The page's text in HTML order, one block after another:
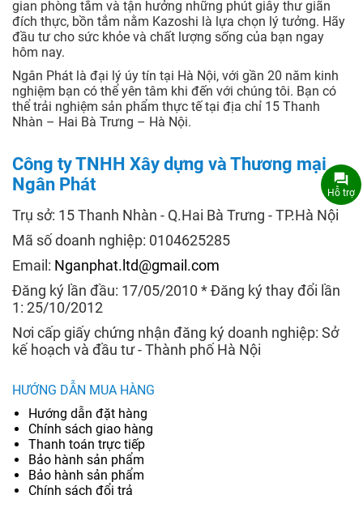
gian phòng tắm và tận hưởng những phút giây thư giãn
đích thực, bồn tắm nằm Kazoshi là lựa chọn lý tưởng. Hãy
đầu tư cho sức khỏe và chất lượng sống của bạn ngay
hôm nay.
Ngân Phát là đại lý úy tín tại Hà Nội, với gần 20 năm kinh
nghiệm bạn có thể yên tâm khi đến với chúng tôi. Bạn có
thể trải nghiệm sản phẩm thực tế tại địa chỉ 15 Thanh
Nhàn – Hai Bà Trưng – Hà Nội.
Công ty TNHH Xây dựng và Thương mại
Ngân Phát
Trụ sở: 15 Thanh Nhàn - Q.Hai Bà Trưng - TP.Hà Nội
Mã số doanh nghiệp: 0104625285
Email: Nganphat.ltd@gmail.com
Đăng ký lần đầu: 17/05/2010 * Đăng ký thay đổi lần
1: 25/10/2012
Nơi cấp giấy chứng nhận đăng ký doanh nghiệp: Sở
kế hoạch và đầu tư - Thành phố Hà Nội
HƯỚNG DẪN MUA HÀNG
Hướng dẫn đặt hàng
Chính sách giao hàng
Thanh toán trực tiếp
Bảo hành sản phẩm
Bảo hành sản phẩm
Chính sách đổi trả
Hỗ trợ